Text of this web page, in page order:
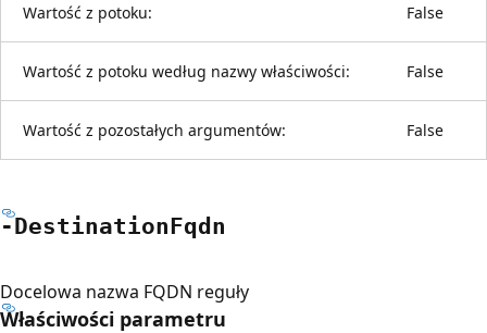
Wartość z potoku: False
Wartość z potoku według nazwy właściwości: False
Wartość z pozostałych argumentów: False
-DestinationFqdn
Docelowa nazwa FQDN reguły
Właściwości parametru